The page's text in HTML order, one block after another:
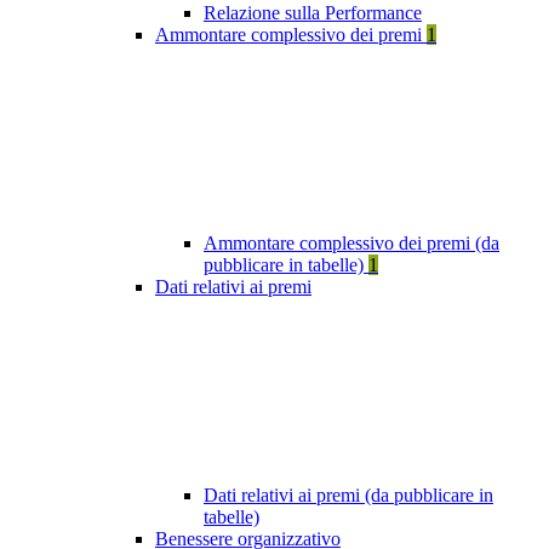
Relazione sulla Performance
Ammontare complessivo dei premi 1
Ammontare complessivo dei premi (da
pubblicare in tabelle) 1
Dati relativi ai premi
Dati relativi ai premi (da pubblicare in
tabelle)
Benessere organizzativo